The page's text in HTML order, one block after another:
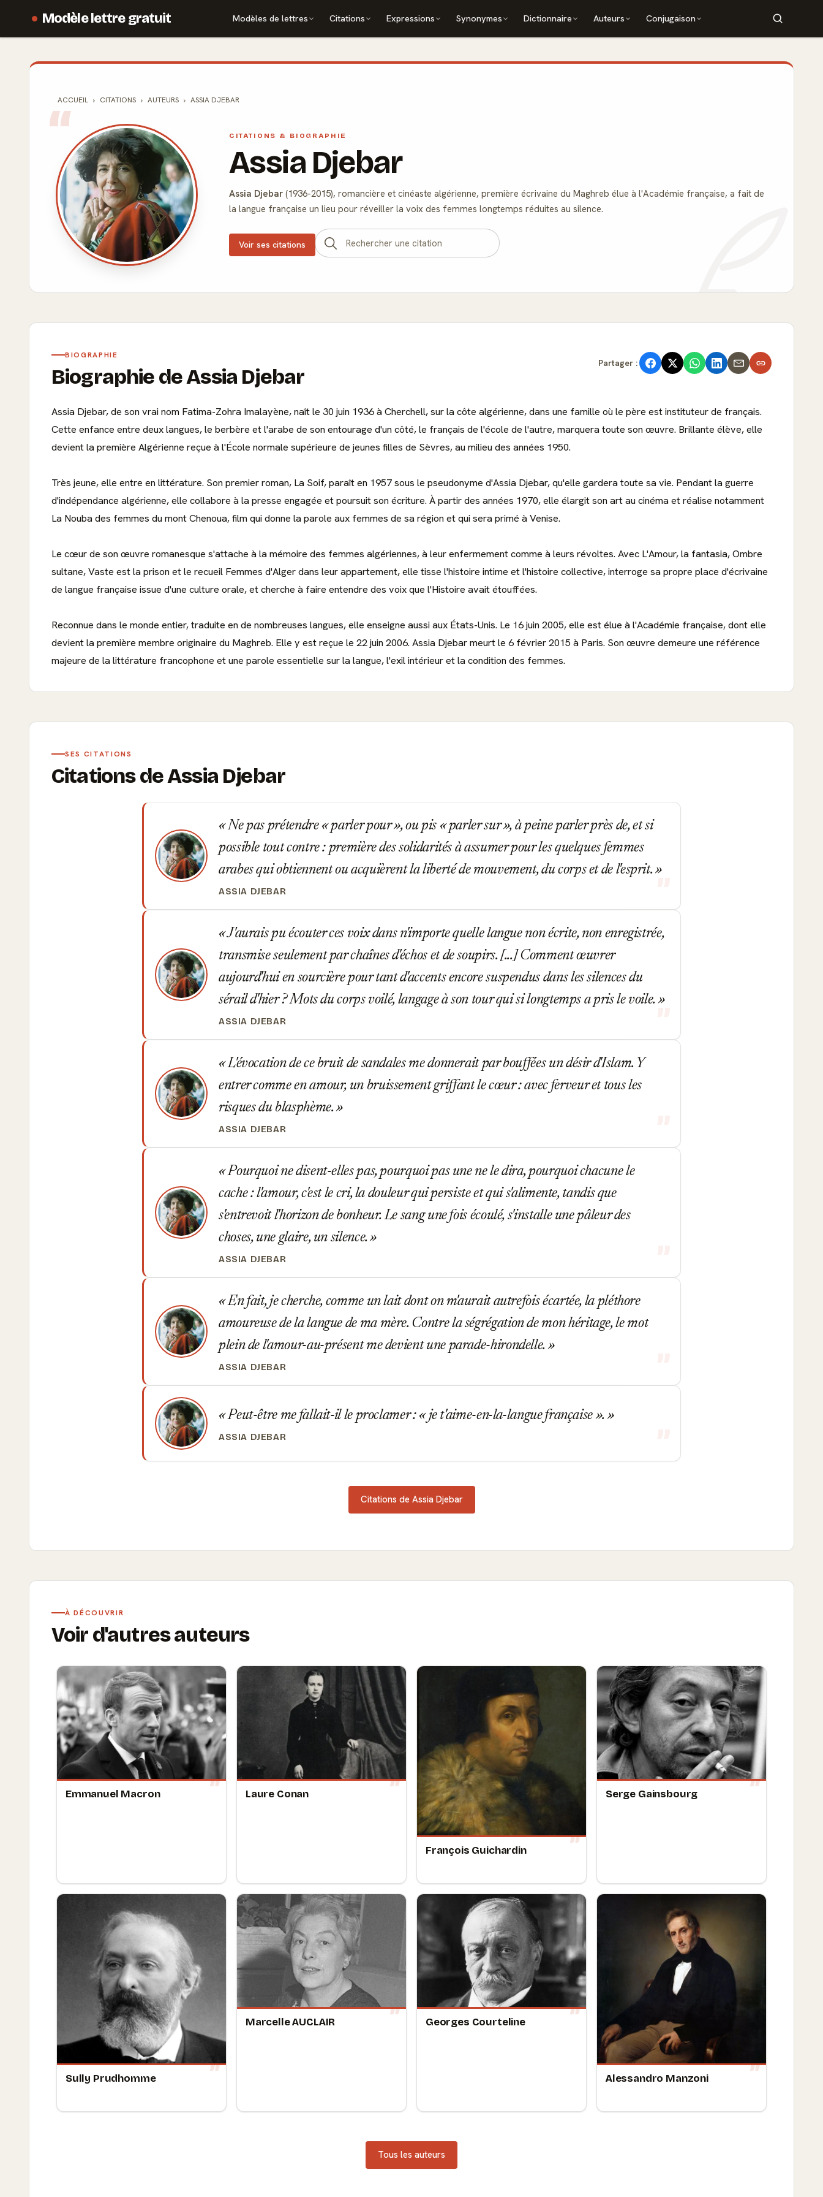
Modèle lettre gratuit Modèles de lettres Citations Expressions Synonymes Dictionnaire Auteurs Conjugaison
ACCUEIL CITATIONS AUTEURS ASSIA DJEBAR
CITATIONS & BIOGRAPHIE
Assia Djebar
Assia Djebar(1936-2015), romancière et cinéaste algérienne, première écrivaine du Maghreb élue à l'Académie française, a fait de
la langue française un lieu pour réveiller la voix des femmes longtemps réduites au silence.
Voir ses citations
BIOGRAPHIE
Biographie de Assia Djebar
Partager :
Assia Djebar, de son vrai nom Fatima-Zohra Imalayène, naît le 30 juin 1936 à Cherchell, sur la côte algérienne, dans une famille où le père est instituteur de français.
Cette enfance entre deux langues, le berbère et l'arabe de son entourage d'un côté, le français de l'école de l'autre, marquera toute son œuvre. Brillante élève, elle
devient la première Algérienne reçue à l'École normale supérieure de jeunes filles de Sèvres, au milieu des années 1950.
Très jeune, elle entre en littérature. Son premier roman, La Soif, paraît en 1957 sous le pseudonyme d'Assia Djebar, qu'elle gardera toute sa vie. Pendant la guerre
d'indépendance algérienne, elle collabore à la presse engagée et poursuit son écriture. À partir des années 1970, elle élargit son art au cinéma et réalise notamment
La Nouba des femmes du mont Chenoua, film qui donne la parole aux femmes de sa région et qui sera primé à Venise.
Le cœur de son œuvre romanesque s'attache à la mémoire des femmes algériennes, à leur enfermement comme à leurs révoltes. Avec L'Amour, la fantasia, Ombre
sultane, Vaste est la prison et le recueil Femmes d'Alger dans leur appartement, elle tisse l'histoire intime et l'histoire collective, interroge sa propre place d'écrivaine
de langue française issue d'une culture orale, et cherche à faire entendre des voix que l'Histoire avait étouffées.
Reconnue dans le monde entier, traduite en de nombreuses langues, elle enseigne aussi aux États-Unis. Le 16 juin 2005, elle est élue à l'Académie française, dont elle
devient la première membre originaire du Maghreb. Elle y est reçue le 22 juin 2006. Assia Djebar meurt le 6 février 2015 à Paris. Son œuvre demeure une référence
majeure de la littérature francophone et une parole essentielle sur la langue, l'exil intérieur et la condition des femmes.
SES CITATIONS
Citations de Assia Djebar
Ne pas prétendre « parler pour », ou pis « parler sur », à peine parler près de, et si
possible tout contre : première des solidarités à assumer pour les quelques femmes
arabes qui obtiennent ou acquièrent la liberté de mouvement, du corps et de l'esprit.
ASSIA DJEBAR
J'aurais pu écouter ces voix dans n'importe quelle langue non écrite, non enregistrée,
transmise seulement par chaînes d'échos et de soupirs. [...] Comment œuvrer
aujourd'hui en sourcière pour tant d'accents encore suspendus dans les silences du
sérail d'hier ? Mots du corps voilé, langage à son tour qui si longtemps a pris le voile.
ASSIA DJEBAR
L'évocation de ce bruit de sandales me donnerait par bouffées un désir d'Islam. Y
entrer comme en amour, un bruissement griffant le cœur : avec ferveur et tous les
risques du blasphème.
ASSIA DJEBAR
Pourquoi ne disent-elles pas, pourquoi pas une ne le dira, pourquoi chacune le
cache : l'amour, c'est le cri, la douleur qui persiste et qui s'alimente, tandis que
s'entrevoit l'horizon de bonheur. Le sang une fois écoulé, s'installe une pâleur des
choses, une glaire, un silence.
ASSIA DJEBAR
En fait, je cherche, comme un lait dont on m'aurait autrefois écartée, la pléthore
amoureuse de la langue de ma mère. Contre la ségrégation de mon héritage, le mot
plein de l'amour-au-présent me devient une parade-hirondelle.
ASSIA DJEBAR
Peut-être me fallait-il le proclamer : « je t'aime-en-la-langue française ».
ASSIA DJEBAR
Citations de Assia Djebar
À DÉCOUVRIR
Voir d'autres auteurs
Emmanuel Macron Laure Conan
François Guichardin
Serge Gainsbourg
Sully Prudhomme
Marcelle AUCLAIR Georges Courteline
Alessandro Manzoni
Tous les auteurs